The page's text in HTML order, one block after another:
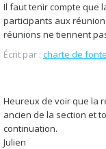
Il faut tenir compte que
participants aux
réunions ne tiennent
Écrit par : charte de
Heureux de voir que la
ancien de la section et
continuation.
Julien